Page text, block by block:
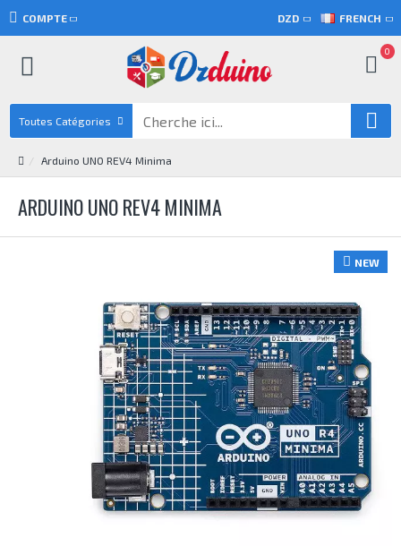
COMPTE DZD FRENCH
0
Toutes Catégories
Arduino UNO REV4 Minima
ARDUINO UNO REV4 MINIMA
NEW